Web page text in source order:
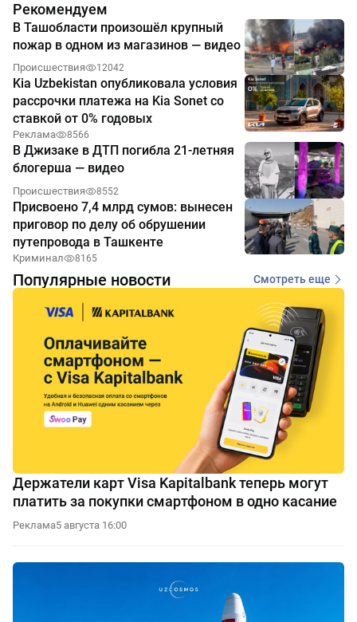
Рекомендуем
В Ташобласти произошёл крупный
пожар в одном из магазинов — видео
Происшествия 12042
Kia Uzbekistan опубликовала условия
рассрочки платежа на Kia Sonet со
ставкой от 0% годовых
Реклама 8566
В Джизаке в ДТП погибла 21-летняя
блогерша — видео
Происшествия 8552
Присвоено 7,4 млрд сумов: вынесен
приговор по делу об обрушении
путепровода в Ташкенте
Криминал 8165
Популярные новости Смотреть еще
Держатели карт Visa Kapitalbank теперь могут
платить за покупки смартфоном в одно касание
Реклама5 августа 16:00